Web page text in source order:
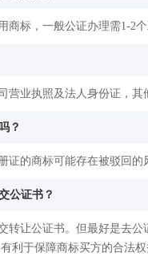
商标，一般公证办理需1-2个
营业执照及法人身份证，其
？
证的商标可能存在被驳回
公证书？
转让公证书。但最好是去
利于保障商标买方的合法权